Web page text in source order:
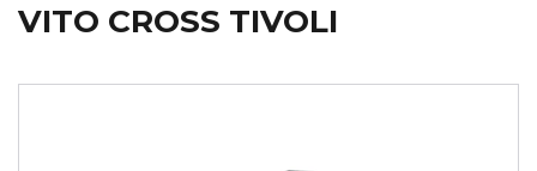
VITO CROSS TIVOLI